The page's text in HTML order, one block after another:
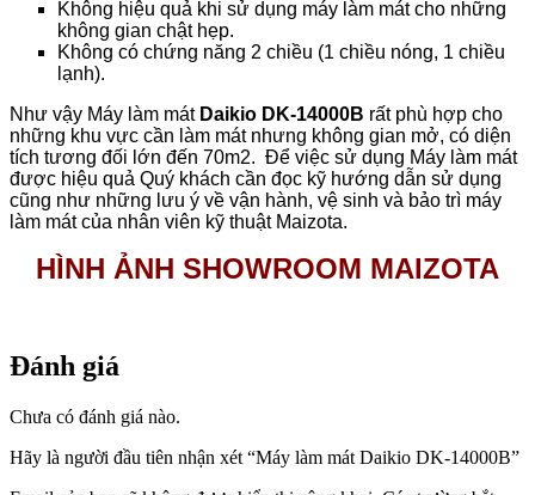
Không hiệu quả khi sử dụng máy làm mát cho những
không gian chật hẹp.
Không có chứng năng 2 chiều (1 chiều nóng, 1 chiều
lạnh).
Như vậy Máy làm mát Daikio DK-14000B rất phù hợp cho
những khu vực cần làm mát nhưng không gian mở, có diện
tích tương đối lớn đến 70m2. Để việc sử dụng Máy làm mát
được hiệu quả Quý khách cần đọc kỹ hướng dẫn sử dụng
cũng như những lưu ý về vận hành, vệ sinh và bảo trì máy
làm mát của nhân viên kỹ thuật Maizota.
HÌNH ẢNH SHOWROOM MAIZOTA
Đánh giá
Chưa có đánh giá nào.
Hãy là người đầu tiên nhận xét “Máy làm mát Daikio DK-14000B”